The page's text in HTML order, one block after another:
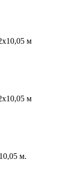
м
м
м.